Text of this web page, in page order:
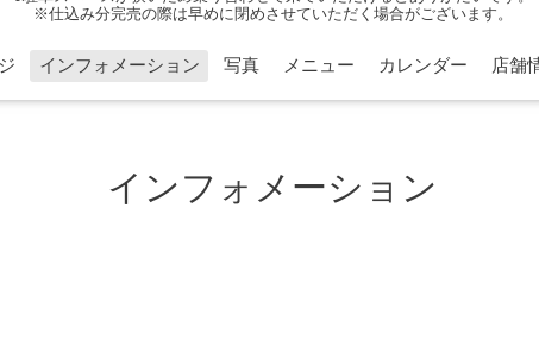
※仕込み分完売の際は早めに閉めさせていただく場合がございます。
インフォメーション 写真 メニュー カレンダー 店舗
インフォメーション